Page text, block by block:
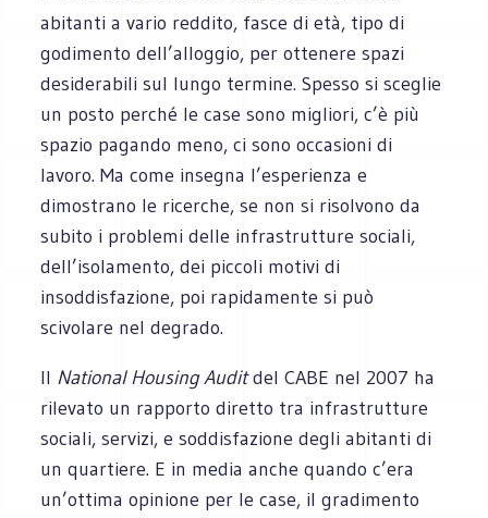
abitanti a vario reddito, fasce di età, tipo di
godimento dell’alloggio, per ottenere spazi
desiderabili sul lungo termine. Spesso si sceglie
un posto perché le case sono migliori, c’è più
spazio pagando meno, ci sono occasioni di
lavoro. Ma come insegna l’esperienza e
dimostrano le ricerche, se non si risolvono da
subito i problemi delle infrastrutture sociali,
dell’isolamento, dei piccoli motivi di
insoddisfazione, poi rapidamente si può
scivolare nel degrado.
Il National Housing Auditdel CABE nel 2007 ha
rilevato un rapporto diretto tra infrastrutture
sociali, servizi, e soddisfazione degli abitanti di
un quartiere. E in media anche quando c’era
un’ottima opinione per le case, il gradimento